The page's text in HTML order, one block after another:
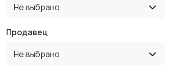
Не выбрано
Продавец
Не выбрано